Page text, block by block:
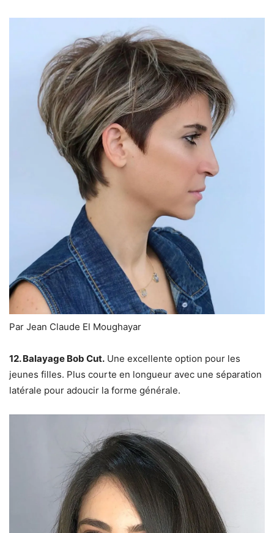
Par Jean Claude El Moughayar
12. Balayage Bob Cut. Une excellente option pour les
jeunes filles. Plus courte en longueur avec une séparation
latérale pour adoucir la forme générale.